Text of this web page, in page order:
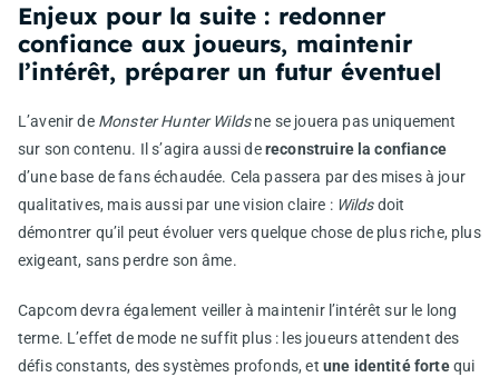
Enjeux pour la suite : redonner
confiance aux joueurs, maintenir
l’intérêt, préparer un futur éventuel
L’avenir de Monster Hunter Wildsne se jouera pas uniquement
sur son contenu. Il s’agira aussi dereconstruire la confiance
d’une base de fans échaudée. Cela passera par des mises à jour
qualitatives, mais aussi par une vision claire : Wildsdoit
démontrer qu’il peut évoluer vers quelque chose de plus riche, plus
exigeant, sans perdre son âme.
Capcom devra également veiller à maintenir l’intérêt sur le long
terme. L’effet de mode ne suffit plus : les joueurs attendent des
défis constants, des systèmes profonds, et une identité fortequi